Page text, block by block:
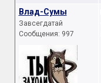
Влад-Сумы
Завсегдатай
Сообщения: 997